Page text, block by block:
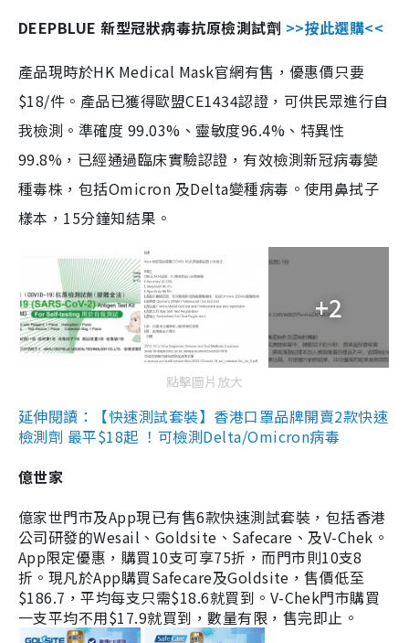
DEEPBLUE 新型冠狀病毒抗原檢測試劑 >>按此選購<<
產品現時於HK Medical Mask官網有售，優惠價只要
$18/件。產品已獲得歐盟CE1434認證，可供民眾進行自
我檢測。準確度 99.03%、靈敏度96.4%、特異性
99.8%，已經通過臨床實驗認證，有效檢測新冠病毒變
種毒株，包括Omicron 及Delta變種病毒。使用鼻拭子
樣本，15分鐘知結果。
+2
點擊圖片放大
延伸閱讀：【快速測試套裝】香港口罩品牌開賣2款快速
檢測劑 最平$18起 ！可檢測Delta/Omicron病毒
億世家
億家世門市及App現已有售6款快速測試套裝，包括香港
公司研發的Wesail、Goldsite、Safecare、及V-Chek。
App限定優惠，購買10支可享75折，而門市則10支8
折。現凡於App購買Safecare及Goldsite，售價低至
$186.7，平均每支只需$18.6就買到。V-Chek門市購買
一支平均不用$17.9就買到，數量有限，售完即止。